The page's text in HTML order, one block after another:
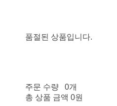
품절된 상품입니다.
주문 수량
0개
총 상품 금액 0원